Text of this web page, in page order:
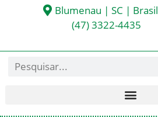
Blumenau | SC | Brasil
(47) 3322-4435